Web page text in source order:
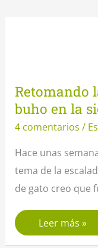
Retomando
buho en la
4 comentarios /
Hace unas
tema de la
de gato creo que
Retomando
la
Leer más »